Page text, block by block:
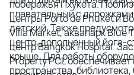
побережья Пхукета.
центры Porto de Phuket и
Villa Market, аквапарк Blue
центр Bangkok Hospital.
Property PCL
плавательный с
детский. Также
центр, дополненный йога-
крыше. Для работы
пространства,